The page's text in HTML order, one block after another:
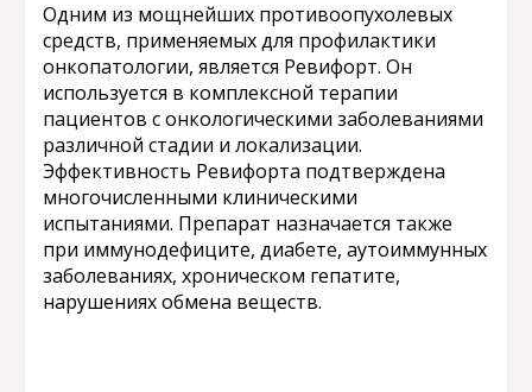
Одним из мощнейших противоопухолевых
средств, применяемых для профилактики
онкопатологии, является Ревифорт. Он
используется в комплексной терапии
пациентов с онкологическими заболеваниями
различной стадии и локализации.
Эффективность Ревифорта подтверждена
многочисленными клиническими
испытаниями. Препарат назначается также
при иммунодефиците, диабете, аутоиммунных
заболеваниях, хроническом гепатите,
нарушениях обмена веществ.